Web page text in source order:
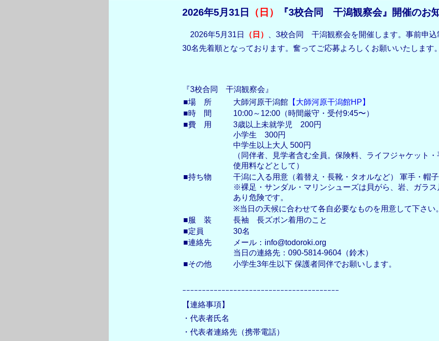
2026年5月31日 （日） 『3校合同 干潟観察会』開催のお
2026年5月31日 （日）
、3校合同 干潟観察会を開催します。事前申込
30名先着順となっております。奮ってご応募よろしくお願いいたします
『3校合同 干潟観察会』
■場 所
大師河原干潟館 【大師河原干潟館HP】
■時 間
10:00～12:00（時間厳守・受付9:45〜）
■費 用
3歳以上未就学児 200円
小学生 300円
中学生以上大人 500円
（同伴者、見学者含む全員。保険料、ライフジャケット
使用料などとして）
■持ち物
干潟に入る用意（着替え・長靴・タオルなど） 軍手・帽
※裸足・サンダル・マリンシューズは貝がら、岩、ガラス
あり危険です。
※当日の天候に合わせて各自必要なものを用意して下さい
■服 装
長袖 長ズボン着用のこと
■定員
30名
■連絡先
メール：info@todoroki.org
当日の連絡先：090-5814-9604（鈴木）
■その他
小学生3年生以下 保護者同伴でお願いします。
ｰｰｰｰｰｰｰｰｰｰｰｰｰｰｰｰｰｰｰｰｰｰｰｰｰｰｰｰｰｰｰｰｰｰｰｰｰｰｰｰ
【連絡事項】
・代表者氏名
・代表者連絡先（携帯電話）